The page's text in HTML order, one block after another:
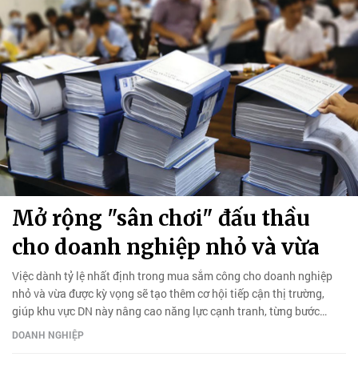
Mở rộng "sân chơi" đấu thầu
cho doanh nghiệp nhỏ và vừa
Việc dành tỷ lệ nhất định trong mua sắm công cho doanh nghiệp
nhỏ và vừa được kỳ vọng sẽ tạo thêm cơ hội tiếp cận thị trường,
giúp khu vực DN này nâng cao năng lực cạnh tranh, từng bước
tham gia sâu hơn vào chuỗi cung ứng và phát triển bền vững.
DOANH NGHIỆP